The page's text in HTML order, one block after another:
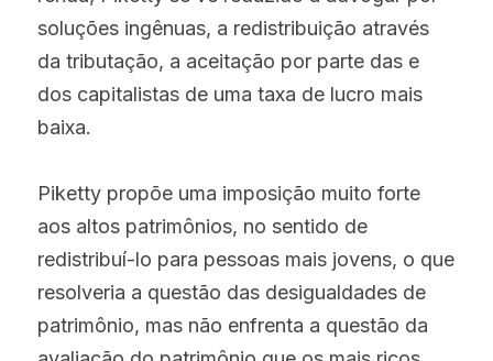
soluções ingênuas, a redistribuição através
da tributação, a aceitação por parte das e
dos capitalistas de uma taxa de lucro mais
baixa.
Piketty propõe uma imposição muito forte
aos altos patrimônios, no sentido de
redistribuí-lo para pessoas mais jovens, o que
resolveria a questão das desigualdades de
patrimônio, mas não enfrenta a questão da